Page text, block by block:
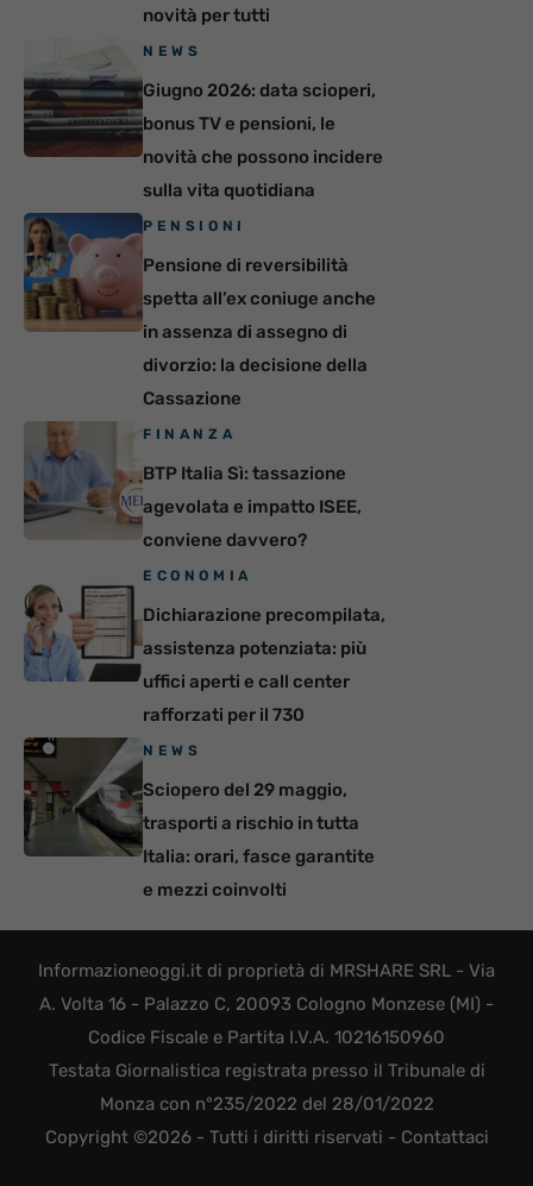
novità per tutti
NEWS
Giugno 2026: data scioperi,
bonus TV e pensioni, le
novità che possono incidere
sulla vita quotidiana
PENSIONI
Pensione di reversibilità
spetta all’ex coniuge anche
in assenza di assegno di
divorzio: la decisione della
Cassazione
FINANZA
BTP Italia Sì: tassazione
agevolata e impatto ISEE,
conviene davvero?
ECONOMIA
Dichiarazione precompilata,
assistenza potenziata: più
uffici aperti e call center
rafforzati per il 730
NEWS
Sciopero del 29 maggio,
trasporti a rischio in tutta
Italia: orari, fasce garantite
e mezzi coinvolti
Informazioneoggi.it di proprietà di MRSHARE SRL - Via
A. Volta 16 - Palazzo C, 20093 Cologno Monzese (MI) -
Codice Fiscale e Partita I.V.A. 10216150960
Testata Giornalistica registrata presso il Tribunale di
Monza con n°235/2022 del 28/01/2022
Copyright ©2026 - Tutti i diritti riservati - Contattaci